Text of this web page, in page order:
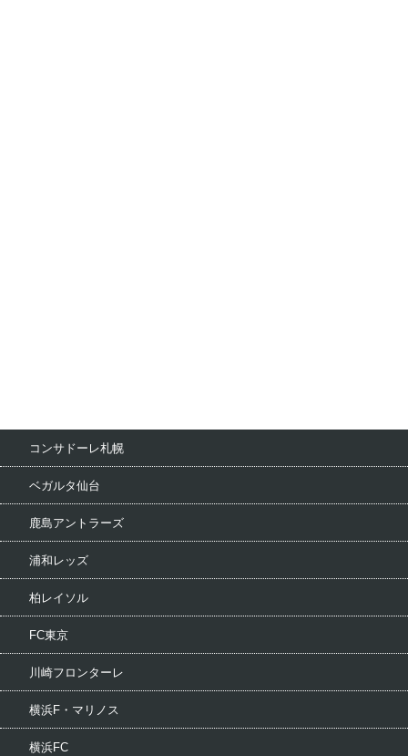
コンサドーレ札幌
ベガルタ仙台
鹿島アントラーズ
浦和レッズ
柏レイソル
FC東京
川崎フロンターレ
横浜F・マリノス
横浜FC